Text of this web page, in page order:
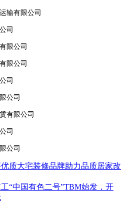
输有限公司
司
限公司
限公司
司
公司
有限公司
司
公司
质大宅装修品牌助力品质居家改
“中国有色二号”TBM始发，开